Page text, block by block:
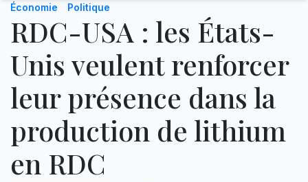
Économie Politique
RDC-USA : les États-
Unis veulent renforcer
leur présence dans la
production de lithium
en RDC